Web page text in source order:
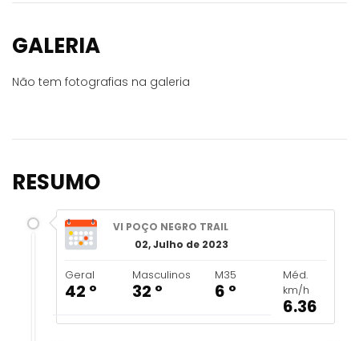
GALERIA
Não tem fotografias na galeria
RESUMO
VI POÇO NEGRO TRAIL
02, Julho de 2023
Geral
42 º
Masculinos
32 º
M35
6 º
Méd.
km/h
6.36